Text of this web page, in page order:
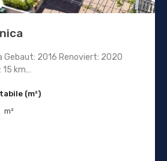
Gebaut: 2016 Renoviert: 2020
15 km…
(m²)
m²